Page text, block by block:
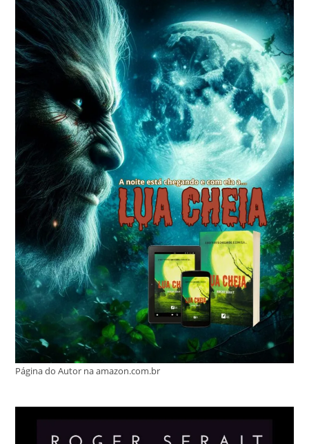
Página do Autor na amazon.com.br